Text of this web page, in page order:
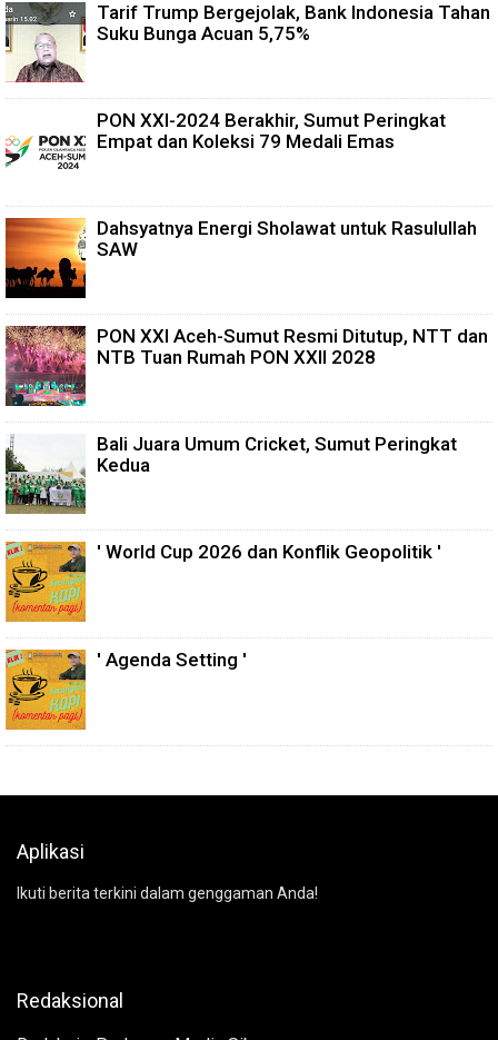
Tarif Trump Bergejolak, Bank Indonesia Tahan
Suku Bunga Acuan 5,75%
PON XXI-2024 Berakhir, Sumut Peringkat
Empat dan Koleksi 79 Medali Emas
Dahsyatnya Energi Sholawat untuk Rasulullah
SAW
PON XXI Aceh-Sumut Resmi Ditutup, NTT dan
NTB Tuan Rumah PON XXII 2028
Bali Juara Umum Cricket, Sumut Peringkat
Kedua
' World Cup 2026 dan Konflik Geopolitik '
' Agenda Setting '
Aplikasi
Ikuti berita terkini dalam genggaman Anda!
Redaksional